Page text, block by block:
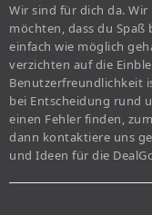
Wir sind für dich da.
möchten, dass du Spaß
einfach wie möglich
verzichten auf die
Benutzerfreundlichkeit
bei Entscheidung rund
einen Fehler finden,
dann kontaktiere uns
und Ideen für die